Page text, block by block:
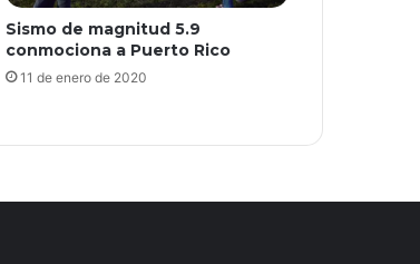
Sismo de magnitud 5.9
conmociona a Puerto Rico
11 de enero de 2020